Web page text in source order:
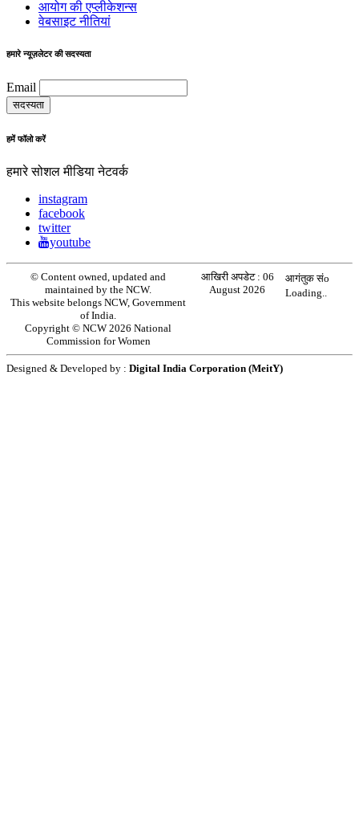
आयोग की एप्लीकेशन्स
वेबसाइट नीतियां
हमारे न्यूज़लेटर की सदस्यता
Email
हमें फॉलो करें
हमारे सोशल मीडिया नेटवर्क
instagram
facebook
twitter
youtube
© Content owned, updated and
maintained by the NCW.
This website belongs NCW, Government
of India.
Copyright © NCW 2026 National
Commission for Women
आखिरी अपडेट : 06
August 2026
आगंतुक संo
Loading..
Designed & Developed by : Digital India Corporation (MeitY)